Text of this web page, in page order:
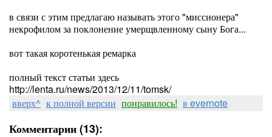
в связи с этим предлагаю называть этого "миссионера"
некрофилом за поклонение умерщвленному сыну Бога...
вот такая коротенькая ремарка
полный текст статьи здесь
http://lenta.ru/news/2013/12/11/tomsk/
вверх^ к полной версии понравилось! в evernote
Комментарии (13):